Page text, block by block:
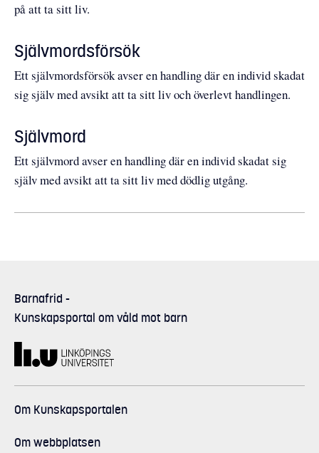
på att ta sitt liv.
Självmordsförsök
Ett självmordsförsök avser en handling där en individ skadat
sig själv med avsikt att ta sitt liv och överlevt handlingen.
Självmord
Ett självmord avser en handling där en individ skadat sig
själv med avsikt att ta sitt liv med dödlig utgång.
Barnafrid -
Kunskapsportal om våld mot barn
Om Kunskapsportalen
Om webbplatsen